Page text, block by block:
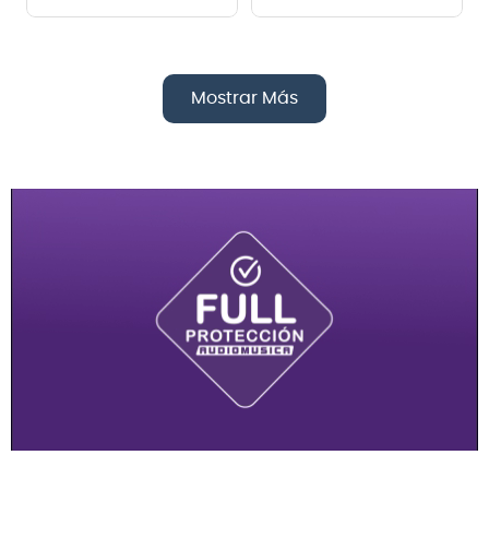
Mostrar Más